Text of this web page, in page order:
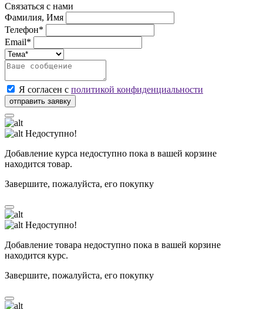
Связаться с нами
Фамилия, Имя
Телефон*
Email*
Я согласен с политикой конфиденциальности
Недоступно!
Добавление курса недоступно пока в вашей корзине
находится товар.
Завершите, пожалуйста, его покупку
Недоступно!
Добавление товара недоступно пока в вашей корзине
находится курс.
Завершите, пожалуйста, его покупку